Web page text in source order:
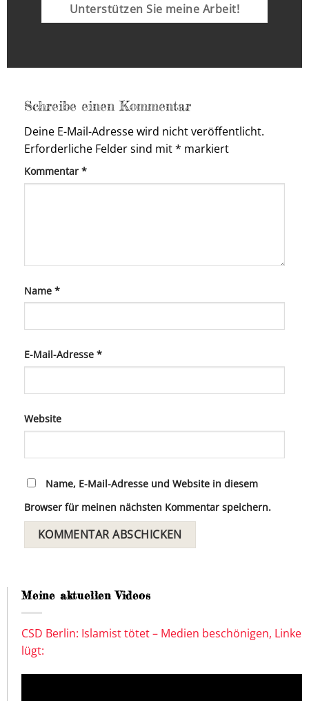
Unterstützen Sie meine Arbeit!
Schreibe einen Kommentar
Deine E-Mail-Adresse wird nicht veröffentlicht.
Erforderliche Felder sind mit* markiert
Kommentar *
Name *
E-Mail-Adresse *
Website
Name, E-Mail-Adresse und Website in diesem
Browser für meinen nächsten Kommentar speichern.
Meine aktuellen Videos
CSD Berlin: Islamist tötet – Medien beschönigen, Linke
lügt: